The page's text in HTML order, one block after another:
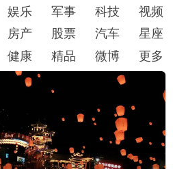
娱乐 军事 科技
视频
房产 股票 汽车
星座
健康 精品 微博 更多